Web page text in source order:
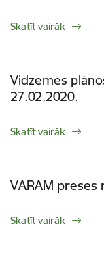
Skatīt vairāk
Vidzemes
27.02.2020.
Skatīt vairāk
VARAM preses
Skatīt vairāk